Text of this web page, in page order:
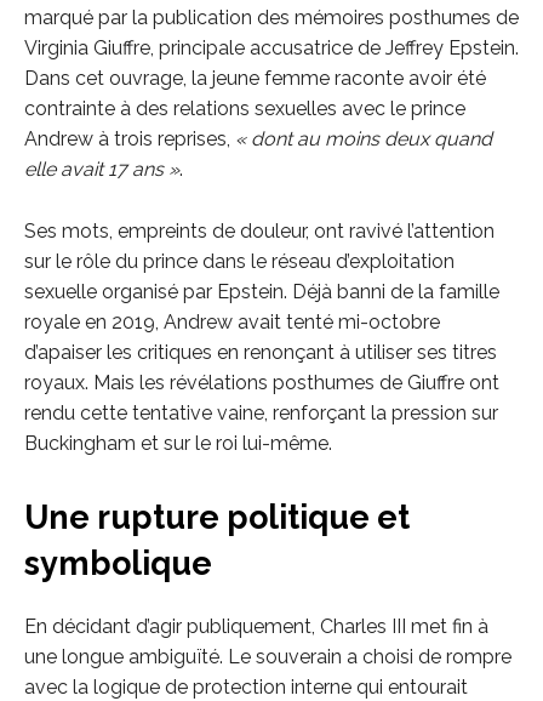
marqué par la publication des mémoires posthumes de
Virginia Giuffre, principale accusatrice de Jeffrey Epstein.
Dans cet ouvrage, la jeune femme raconte avoir été
contrainte à des relations sexuelles avec le prince
Andrew à trois reprises, « dont au moins deux quand
elle avait 17 ans ».
Ses mots, empreints de douleur, ont ravivé l’attention
sur le rôle du prince dans le réseau d’exploitation
sexuelle organisé par Epstein. Déjà banni de la famille
royale en 2019, Andrew avait tenté mi-octobre
d’apaiser les critiques en renonçant à utiliser ses titres
royaux. Mais les révélations posthumes de Giuffre ont
rendu cette tentative vaine, renforçant la pression sur
Buckingham et sur le roi lui-même.
Une rupture politique et
symbolique
En décidant d’agir publiquement, Charles III met fin à
une longue ambiguïté. Le souverain a choisi de rompre
avec la logique de protection interne qui entourait